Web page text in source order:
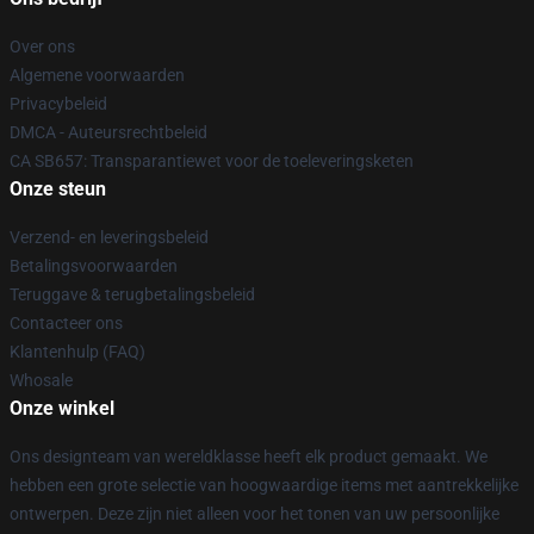
Over ons
Algemene voorwaarden
Privacybeleid
DMCA - Auteursrechtbeleid
CA SB657: Transparantiewet voor de toeleveringsketen
Onze steun
Verzend- en leveringsbeleid
Betalingsvoorwaarden
Teruggave & terugbetalingsbeleid
Contacteer ons
Klantenhulp (FAQ)
Whosale
Onze winkel
Ons designteam van wereldklasse heeft elk product gemaakt. We
hebben een grote selectie van hoogwaardige items met aantrekkelijke
ontwerpen. Deze zijn niet alleen voor het tonen van uw persoonlijke